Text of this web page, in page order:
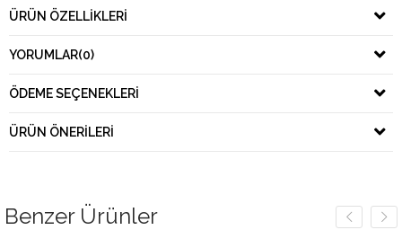
ÜRÜN ÖZELLIKLERI
YORUMLAR(0)
ÖDEME SEÇENEKLERI
ÜRÜN ÖNERILERI
Benzer Ürünler